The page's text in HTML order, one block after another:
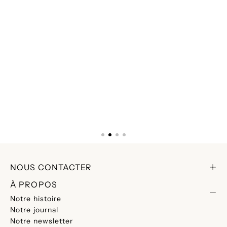
NOUS CONTACTER
À PROPOS
Notre histoire
Notre journal
Notre newsletter